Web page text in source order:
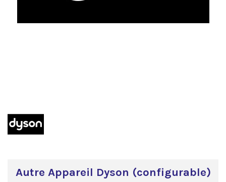
Autre Appareil Dyson (configurable)